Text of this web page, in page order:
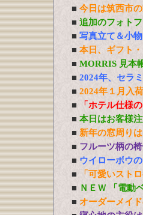
■ 今日は筑西市
■ 追加のフォト
■ 写真立て＆小
■ 本日、ギフト
■ MORRIS 見本
■ 2024年、セラ
■ 2024年１月入
■ 「ホテル仕様
■ 本日はお客様
■ 新年の窓周り
■ フルーツ柄の
■ ウイローボウ
■
「可愛いスト
■ ＮＥＷ 「電動
■ オーダーメイ